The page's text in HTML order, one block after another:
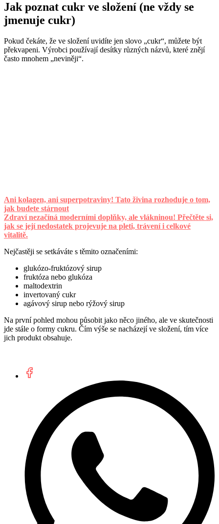
Jak poznat cukr ve složení (ne vždy se
jmenuje cukr)
Pokud čekáte, že ve složení uvidíte jen slovo „cukr“, můžete být
překvapeni. Výrobci používají desítky různých názvů, které znějí
často mnohem „neviněji“.
Ani kolagen, ani superpotraviny! Tato živina rozhoduje o tom,
jak budete stárnout
Zdraví nezačíná moderními doplňky, ale vlákninou! Přečtěte si,
jak se její nedostatek projevuje na pleti, trávení i celkové
vitalitě.
Nejčastěji se setkáváte s těmito označeními:
glukózo-fruktózový sirup
fruktóza nebo glukóza
maltodextrin
invertovaný cukr
agávový sirup nebo rýžový sirup
Na první pohled mohou působit jako něco jiného, ale ve skutečnosti
jde stále o formy cukru. Čím výše se nacházejí ve složení, tím více
jich produkt obsahuje.